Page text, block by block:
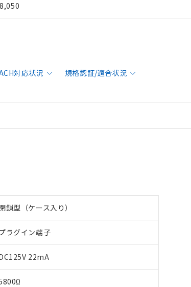
対応状況 規格認証/適合状況
鎖型（ケース入り）
ラグイン端子
22mA